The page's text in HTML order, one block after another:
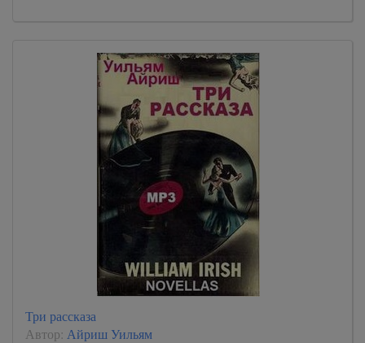
Три рассказа
Автор: Айриш Уильям